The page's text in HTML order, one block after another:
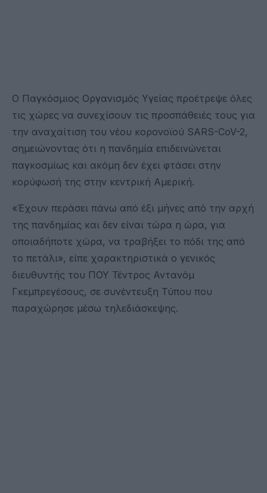
Ο Παγκόσμιος Οργανισμός Υγείας προέτρεψε όλες
τις χώρες να συνεχίσουν τις προσπάθειές τους για
την αναχαίτιση του νέου κορονοϊού SARS-CoV-2,
σημειώνοντας ότι η πανδημία επιδεινώνεται
παγκοσμίως και ακόμη δεν έχει φτάσει στην
κορύφωσή της στην κεντρική Αμερική.
«Έχουν περάσει πάνω από έξι μήνες από την αρχή
της πανδημίας και δεν είναι τώρα η ώρα, για
οποιαδήποτε χώρα, να τραβήξει το πόδι της από
το πετάλι», είπε χαρακτηριστικά ο γενικός
διευθυντής του ΠΟΥ Τέντρος Αντανόμ
Γκεμπρεγέσους, σε συνέντευξη Τύπου που
παραχώρησε μέσω τηλεδιάσκεψης.